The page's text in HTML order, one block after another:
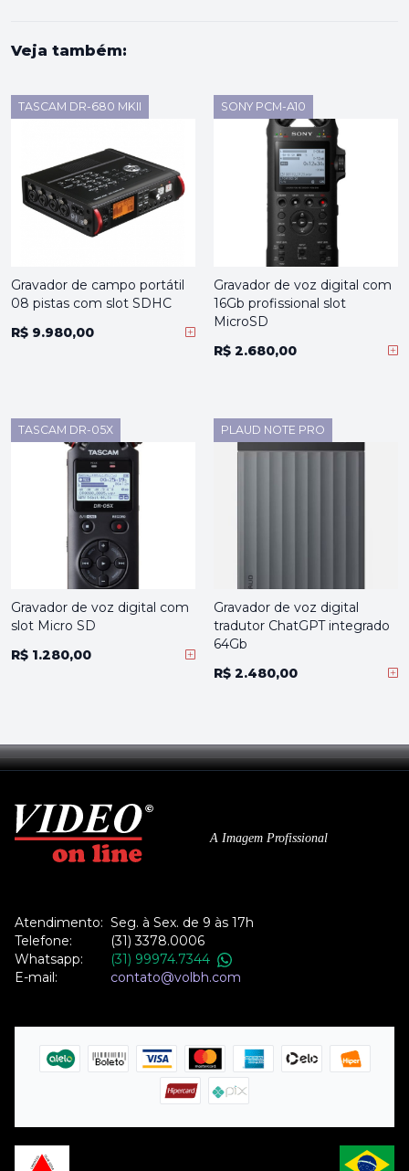
Veja também:
TASCAM DR-680 MKII
Gravador de campo portátil
08 pistas com slot SDHC
R$ 9.980,00
SONY PCM-A10
Gravador de voz digital com
16Gb profissional slot
MicroSD
R$ 2.680,00
TASCAM DR-05X
Gravador de voz digital com
slot Micro SD
R$ 1.280,00
PLAUD NOTE PRO
Gravador de voz digital
tradutor ChatGPT integrado
64Gb
R$ 2.480,00
A Imagem Profissional
Atendimento: Seg. à Sex. de 9 às 17h
Telefone:
(31) 3378.0006
Whatsapp:
(31) 99974.7344
E-mail:
contato@volbh.com